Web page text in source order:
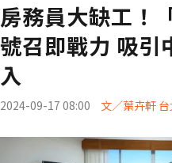
房務員大缺工！
號召即戰力 吸引
入
2024-09-17 08:00 文／葉卉軒